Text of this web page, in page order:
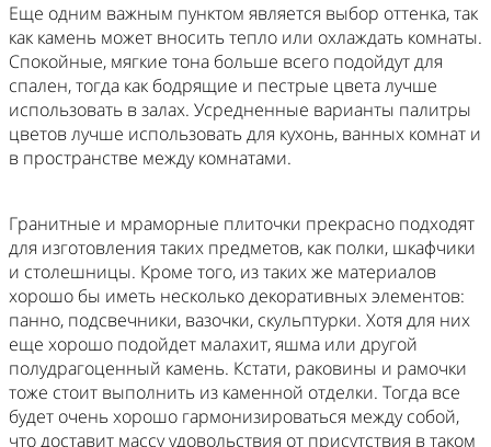
Еще одним важным пунктом является выбор оттенка, так
как камень может вносить тепло или охлаждать комнаты.
Спокойные, мягкие тона больше всего подойдут для
спален, тогда как бодрящие и пестрые цвета лучше
использовать в залах. Усредненные варианты палитры
цветов лучше использовать для кухонь, ванных комнат и
в пространстве между комнатами.
Гранитные и мраморные плиточки прекрасно подходят
для изготовления таких предметов, как полки, шкафчики
и столешницы. Кроме того, из таких же материалов
хорошо бы иметь несколько декоративных элементов:
панно, подсвечники, вазочки, скульптурки. Хотя для них
еще хорошо подойдет малахит, яшма или другой
полудрагоценный камень. Кстати, раковины и рамочки
тоже стоит выполнить из каменной отделки. Тогда все
будет очень хорошо гармонизироваться между собой,
что доставит массу удовольствия от присутствия в таком